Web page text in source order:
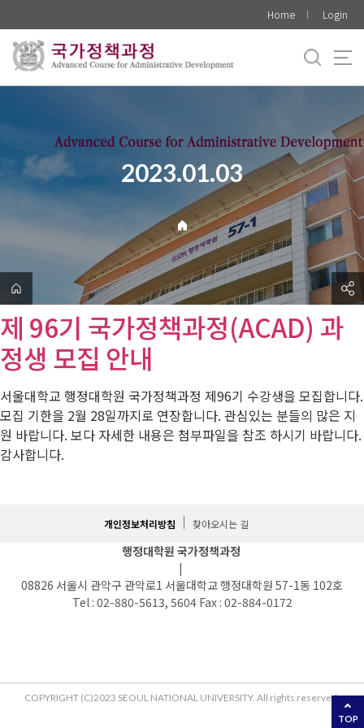
로
메
Home Login
2023.01.03
제 96기 국가정책과정(ACAD) 과
정생 모집 안내
서울대학교 행정대학원 국가정책과정 제96기 수강생을 모집합니다.
모집 기한을 2월 28일까지로 연장합니다. 관심있는 분들의 많은 지
원 바랍니다. 보다 자세한 내용은 첨부파일을 참조 하시기 바랍니다.
감사합니다.
TOP
개인정보처리방침 찾아오시는 길
행정대학원 국가정책과정
|
08826 서울시 관악구 관악로1 서울대학교 행정대학원 57-1동 102호
Tel : 02-880-5613, 5604 Fax : 02-884-0172
COPYRIGHT (C)2023 SEOUL NATIONAL UNIVERSITY. All rights reserved.